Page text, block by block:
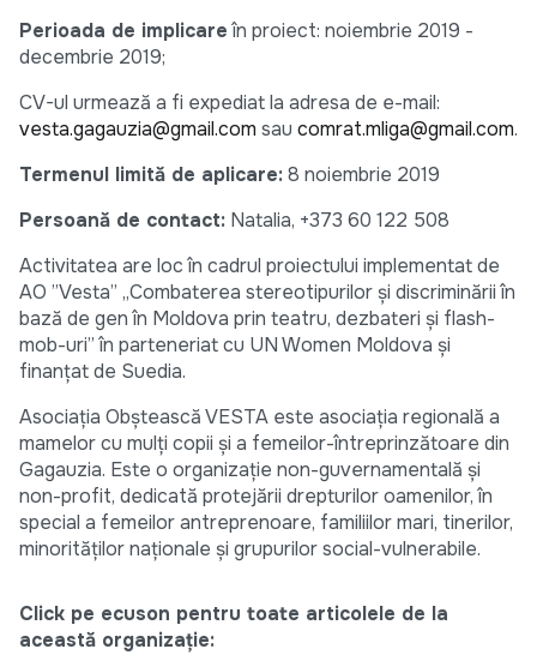
Perioada de implicareîn proiect: noiembrie 2019 -
decembrie 2019;
CV-ul urmează a fi expediat la adresa de e-mail:
vesta.gagauzia@gmail.com sau comrat.mliga@gmail.com.
Termenul limită de aplicare:8 noiembrie 2019
Persoană de contact: Natalia, +373 60 122 508
Activitatea are loc în cadrul proiectului implementat de
AO ”Vesta” „Combaterea stereotipurilor și discriminării în
bază de gen în Moldova prin teatru, dezbateri și flash-
mob-uri” în parteneriat cu UN Women Moldova și
finanțat de Suedia.
Asociația Obștească VESTA este asociația regională a
mamelor cu mulți copii și a femeilor-întreprinzătoare din
Gagauzia. Este o organizație non-guvernamentală și
non-profit, dedicată protejării drepturilor oamenilor, în
special a femeilor antreprenoare, familiilor mari, tinerilor,
minorităților naționale și grupurilor social-vulnerabile.
Click pe ecuson pentru toate articolele de la
această organizație: